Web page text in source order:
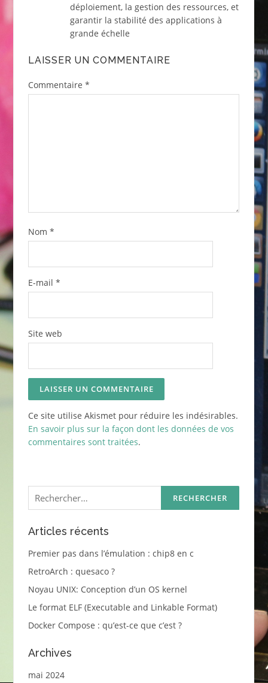
déploiement, la gestion des ressources, et
garantir la stabilité des applications à
grande échelle
LAISSER UN COMMENTAIRE
Commentaire *
Nom *
E-mail *
Site web
Ce site utilise Akismet pour réduire les indésirables.
En savoir plus sur la façon dont les données de vos
commentaires sont traitées.
Rechercher :
Articles récents
Premier pas dans l’émulation : chip8 en c
RetroArch : quesaco ?
Noyau UNIX: Conception d’un OS kernel
Le format ELF (Executable and Linkable Format)
Docker Compose : qu’est-ce que c’est ?
Archives
mai 2024